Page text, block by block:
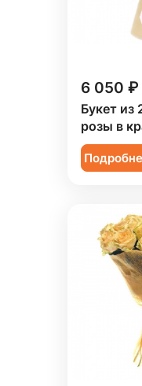
6 050 ₽
Букет из
розы в